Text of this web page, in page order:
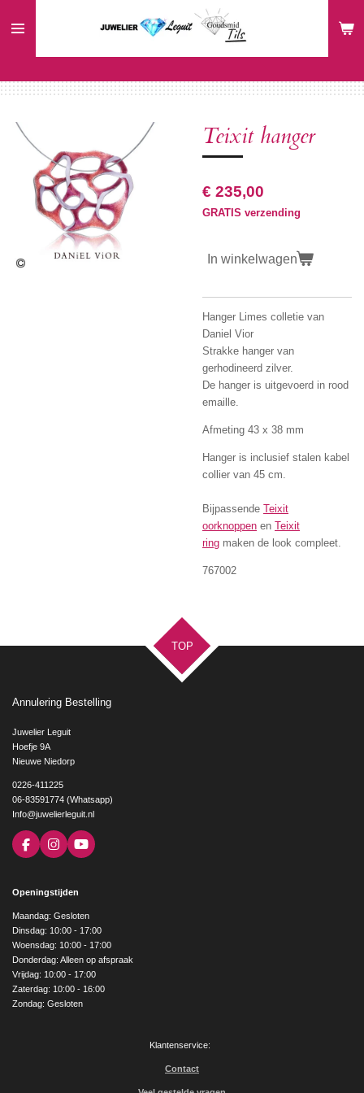
direct
hoofdinhoud
Teixit hanger
€ 235,00
GRATIS verzending
In winkelwagen
Hanger Limes colletie van
Daniel Vior
Strakke hanger van
gerhodineerd zilver.
De hanger is uitgevoerd in rood
emaille.
Afmeting 43 x 38 mm
Hanger is inclusief stalen kabel
collier van 45 cm.
Bijpassende Teixit
oorknoppen en Teixit
ring maken de look compleet.
767002
TOP
Annulering Bestelling
Juwelier Leguit
Hoefje 9A
Nieuwe Niedorp
0226-411225
06-83591774 (Whatsapp)
Info@juwelierleguit.nl
F
a
b
o
k
I
n
a
g
r
a
m
Y
o
e
Openingstijden
Maandag: Gesloten
Dinsdag: 10:00 - 17:00
Woensdag: 10:00 - 17:00
Donderdag: Alleen op afspraak
Vrijdag: 10:00 - 17:00
Zaterdag: 10:00 - 16:00
Zondag: Gesloten
Klantenservice:
Contact